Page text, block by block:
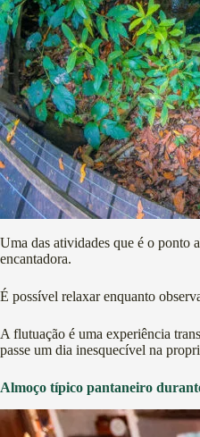
Uma das atividades que é o ponto
encantadora.
É possível relaxar enquanto
A flutuação é uma experiência
passe um dia inesquecível na
Almoço típico pantaneiro